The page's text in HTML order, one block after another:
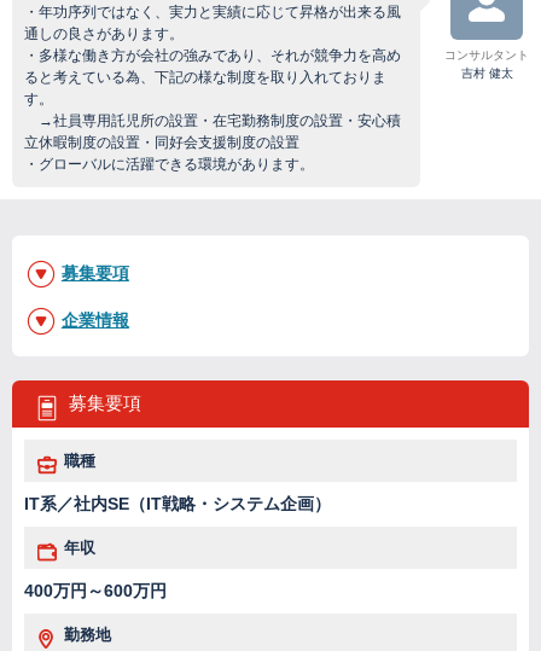
・年功序列ではなく、実力と実績に応じて昇格が出来る風
通しの良さがあります。
・多様な働き方が会社の強みであり、それが競争力を高め
ると考えている為、下記の様な制度を取り入れておりま
す。
→社員専用託児所の設置・在宅勤務制度の設置・安心積
立休暇制度の設置・同好会支援制度の設置
・グローバルに活躍できる環境があります。
コンサルタント
吉村 健太
募集要項
職種
IT系／社内SE（IT戦略・システム企画）
年収
400万円～600万円
勤務地
募集要項
企業情報